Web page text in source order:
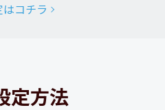
コチラ
定方法